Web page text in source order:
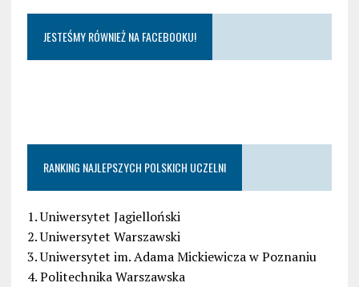
JESTEŚMY RÓWNIEŻ NA FACEBOOKU!
RANKING NAJLEPSZYCH POLSKICH UCZELNI
1. Uniwersytet Jagielloński
2. Uniwersytet Warszawski
3. Uniwersytet im. Adama Mickiewicza w Poznaniu
4. Politechnika Warszawska